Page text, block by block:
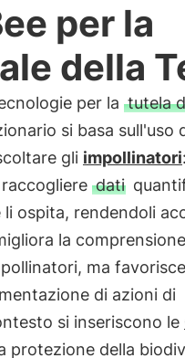
per la
della
per la tutela
si basa sull'uso
gli impollinatori
dati
ospita, rendendoli
la
ma
di azioni di
si inseriscono le
protezione della